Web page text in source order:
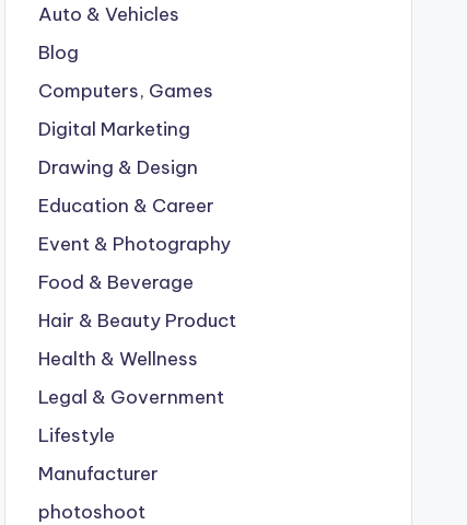
Auto & Vehicles
Blog
Computers, Games
Digital Marketing
Drawing & Design
Education & Career
Event & Photography
Food & Beverage
Hair & Beauty Product
Health & Wellness
Legal & Government
Lifestyle
Manufacturer
photoshoot